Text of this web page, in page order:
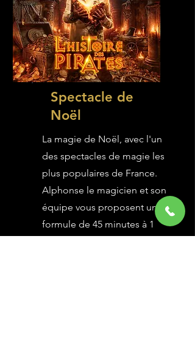
Spectacle de
Noël
La magie de Noël, avec l'un
des spectacles de magie les
plus populaires de France.
Alphonse le magicien et son
équipe vous proposent une
formule de 45 minutes à 1